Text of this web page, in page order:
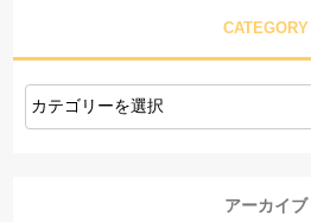
CATEGORY
アーカイブ